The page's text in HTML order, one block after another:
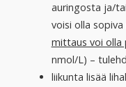
auringosta ja/
voisi olla
mittaus voi olla
nmol/L) –
liikunta lisää